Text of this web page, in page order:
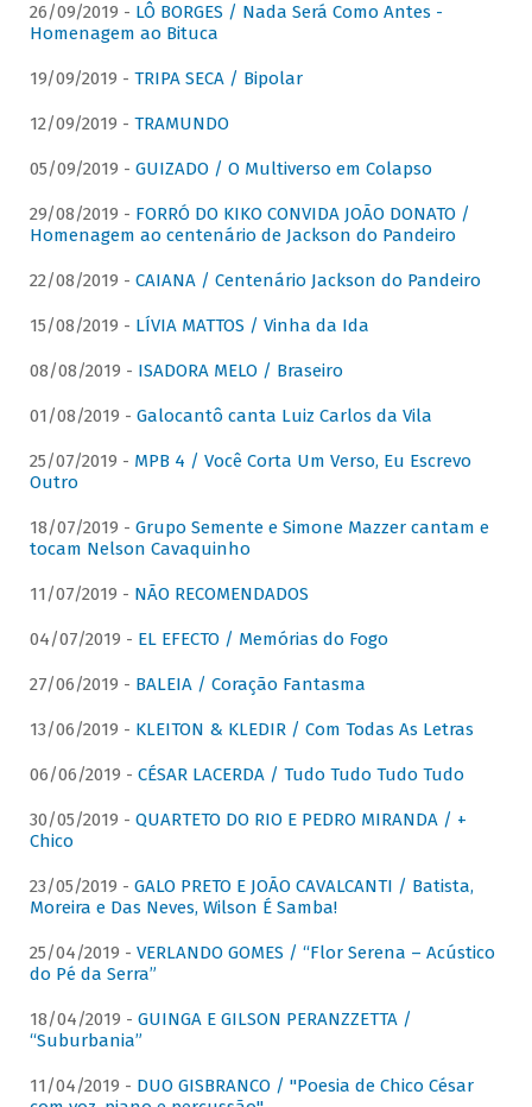
26/09/2019 - LÔ BORGES / Nada Será Como Antes -
Homenagem ao Bituca
19/09/2019 - TRIPA SECA / Bipolar
12/09/2019 - TRAMUNDO
05/09/2019 - GUIZADO / O Multiverso em Colapso
29/08/2019 - FORRÓ DO KIKO CONVIDA JOÃO DONATO /
Homenagem ao centenário de Jackson do Pandeiro
22/08/2019 - CAIANA / Centenário Jackson do Pandeiro
15/08/2019 - LÍVIA MATTOS / Vinha da Ida
08/08/2019 - ISADORA MELO / Braseiro
01/08/2019 - Galocantô canta Luiz Carlos da Vila
25/07/2019 - MPB 4 / Você Corta Um Verso, Eu Escrevo
Outro
18/07/2019 - Grupo Semente e Simone Mazzer cantam e
tocam Nelson Cavaquinho
11/07/2019 - NÃO RECOMENDADOS
04/07/2019 - EL EFECTO / Memórias do Fogo
27/06/2019 - BALEIA / Coração Fantasma
13/06/2019 - KLEITON & KLEDIR / Com Todas As Letras
06/06/2019 - CÉSAR LACERDA / Tudo Tudo Tudo Tudo
30/05/2019 - QUARTETO DO RIO E PEDRO MIRANDA / +
Chico
23/05/2019 - GALO PRETO E JOÃO CAVALCANTI / Batista,
Moreira e Das Neves, Wilson É Samba!
25/04/2019 - VERLANDO GOMES / “Flor Serena – Acústico
do Pé da Serra”
18/04/2019 - GUINGA E GILSON PERANZZETTA /
“Suburbania”
11/04/2019 - DUO GISBRANCO / "Poesia de Chico César